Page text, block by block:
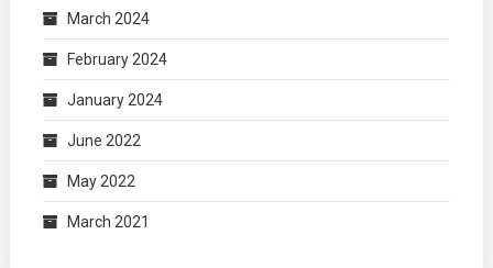
March 2024
February 2024
January 2024
June 2022
May 2022
March 2021